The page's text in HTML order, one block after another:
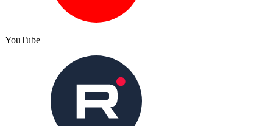
YouTube